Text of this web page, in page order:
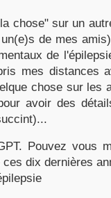
chose" sur un
de mes
de
mes distances
chose sur les
avoir des
Pouvez vous
dix dernières